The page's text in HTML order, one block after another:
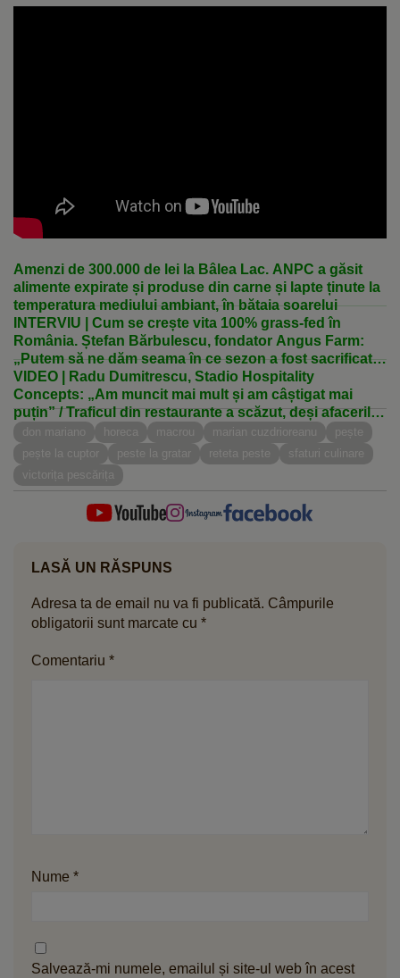
Amenzi de 300.000 de lei la Bâlea Lac. ANPC a găsit
alimente expirate și produse din carne și lapte ținute la
temperatura mediului ambiant, în bătaia soarelui
INTERVIU | Cum se crește vita 100% grass-fed în
România. Ștefan Bărbulescu, fondator Angus Farm:
„Putem să ne dăm seama în ce sezon a fost sacrificat
animalul după gustul fripturii”
VIDEO | Radu Dumitrescu, Stadio Hospitality
Concepts: „Am muncit mai mult și am câștigat mai
puțin” / Traficul din restaurante a scăzut, deși afacerile
au crescut. Care sunt motivele
don mariano horeca macrou marian cuzdrioreanu
pește
pește la cuptor
peste la gratar reteta peste
sfaturi culinare
victorița pescărița
LASĂ UN RĂSPUNS
Adresa ta de email nu va fi publicată. Câmpurile
obligatorii sunt marcate cu *
Comentariu *
Nume *
Salvează-mi numele, emailul și site-ul web în acest